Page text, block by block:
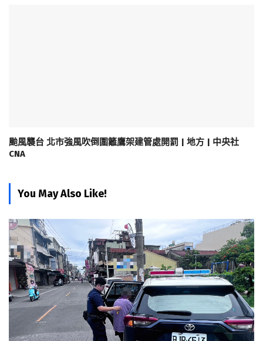
颱風襲台 北市強風吹倒圍籬鷹架建管處開罰 | 地方 | 中央社
CNA
You May Also Like!